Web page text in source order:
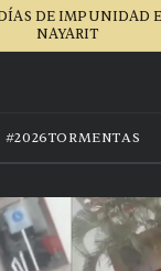
DE IMPUNIDAD
NAYARIT
#2026TORMENTAS